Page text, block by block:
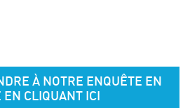
CONFERENCE ON GREEN
À NOTRE ENQUÊTE EN
EN CLIQUANT ICI